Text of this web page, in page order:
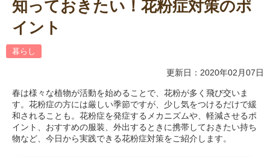
知っておきたい！花粉症対策のポ
イント
暮らし
更新日：2020年02月07日
春は様々な植物が活動を始めることで、花粉が多く飛び交いま
す。花粉症の方には厳しい季節ですが、少し気をつけるだけで緩
和されることも。花粉症を発症するメカニズムや、軽減させるポ
イント、おすすめの服装、外出するときに携帯しておきたい持ち
物など、今日から実践できる花粉症対策をご紹介します。